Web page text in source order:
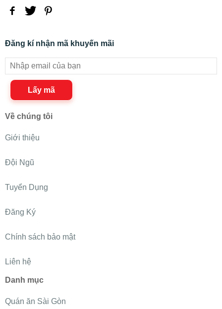
Đăng kí nhận mã khuyến mãi
Lấy mã
Về chúng tôi
Giới thiệu
Đội Ngũ
Tuyển Dụng
Đăng Ký
Chính sách bảo mật
Liên hệ
Danh mục
Quán ăn Sài Gòn